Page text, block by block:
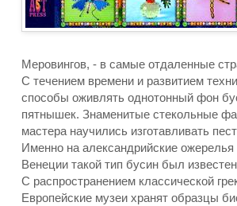
Меровингов, - в самые отдаленные
С течением времени и развитием
способы оживлять однотонный фон
пятнышек. Знаменитые стекольные
мастера научились изготавливать
Именно на александрийские
Венеции такой тип бусин был
С распространением классической
Европейские музеи хранят образцы